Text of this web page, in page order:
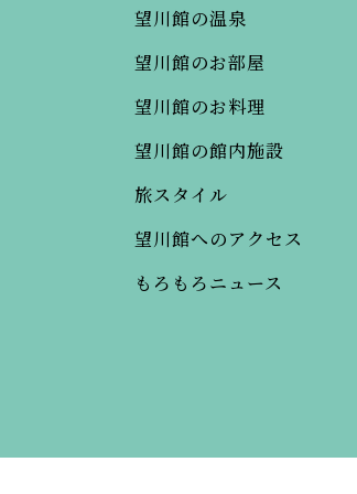
望川館の温泉
望川館のお部屋
望川館のお料理
望川館の館内施設
旅スタイル
望川館へのアクセス
もろもろニュース